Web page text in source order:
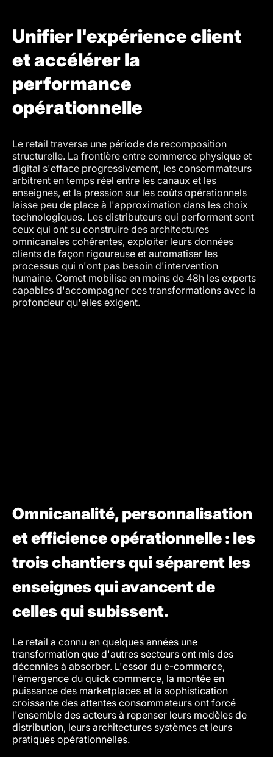
Unifier l'expérience client
et accélérer la
performance
opérationnelle
Le retail traverse une période de recomposition
structurelle. La frontière entre commerce physique et
digital s'efface progressivement, les consommateurs
arbitrent en temps réel entre les canaux et les
enseignes, et la pression sur les coûts opérationnels
laisse peu de place à l'approximation dans les choix
technologiques. Les distributeurs qui performent sont
ceux qui ont su construire des architectures
omnicanales cohérentes, exploiter leurs données
clients de façon rigoureuse et automatiser les
processus qui n'ont pas besoin d'intervention
humaine. Comet mobilise en moins de 48h les experts
capables d'accompagner ces transformations avec la
profondeur qu'elles exigent.
Omnicanalité, personnalisation
et efficience opérationnelle : les
trois chantiers qui séparent les
enseignes qui avancent de
celles qui subissent.
Le retail a connu en quelques années une
transformation que d'autres secteurs ont mis des
décennies à absorber. L'essor du e-commerce,
l'émergence du quick commerce, la montée en
puissance des marketplaces et la sophistication
croissante des attentes consommateurs ont forcé
l'ensemble des acteurs à repenser leurs modèles de
distribution, leurs architectures systèmes et leurs
pratiques opérationnelles.